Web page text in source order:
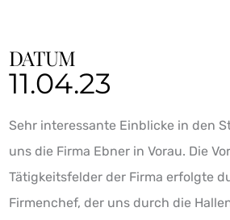
DATUM
11.04.23
Sehr interessante Einblicke in den
uns die Firma Ebner in Vorau. Die
Tätigkeitsfelder der Firma erfolgte
Firmenchef, der uns durch die